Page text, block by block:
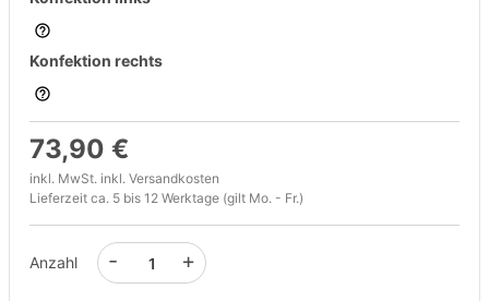
Konfektion rechts
73,90 €
inkl. MwSt. inkl. Versandkosten
Lieferzeit ca. 5 bis 12 Werktage (gilt Mo. - Fr.)
Anzahl +
-